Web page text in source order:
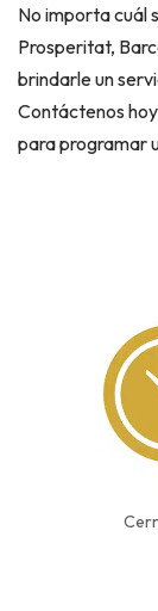
No importa cuál
Prosperitat,
brindarle un
Contáctenos
para programar